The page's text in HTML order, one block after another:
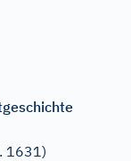
1631)